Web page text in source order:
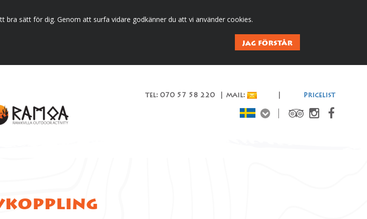
sätt för dig. Genom att surfa vidare godkänner du att vi använder cookies.
JAG FÖRSTÅR
tel: 070 57 58 220 | mail: Pricelist